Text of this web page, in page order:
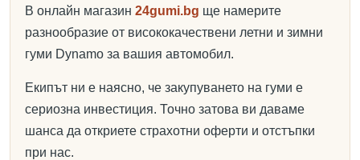
В онлайн магазин 24gumi.bg ще намерите
разнообразие от висококачествени летни и зимни
гуми Dynamo за вашия автомобил.
Екипът ни е наясно, че закупуването на гуми е
сериозна инвестиция. Точно затова ви даваме
шанса да откриете страхотни оферти и отстъпки
при нас.